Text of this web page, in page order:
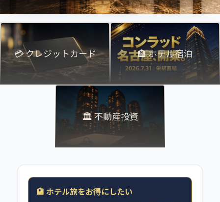
💳 クレジットカード 🏨 ホテル宿泊
🏛️ 不動産投資
🏨 ホテル旅をお得にしたい